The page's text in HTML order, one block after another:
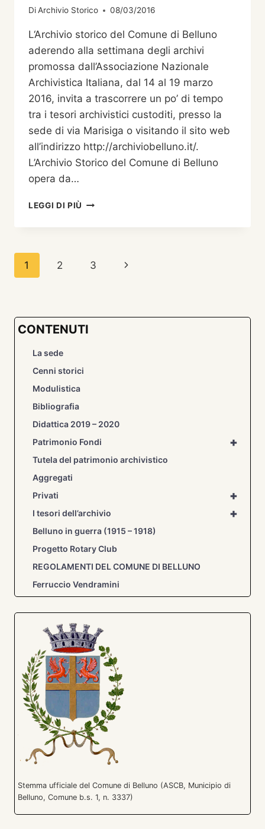
GUERRA
BELLUNO
DiArchivio Storico 08/03/2016
L‘Archivio storico del Comune di Belluno
aderendo alla settimana degli archivi
promossa dall’Associazione Nazionale
Archivistica Italiana, dal 14 al 19 marzo
2016, invita a trascorrere un po’ di tempo
tra i tesori archivistici custoditi, presso la
sede di via Marisiga o visitando il sito web
all’indirizzo http://archiviobelluno.it/.
L’Archivio Storico del Comune di Belluno
opera da…
LEGGI DI PIÙ ARCHIVI
Navigazione
1 2 3
Pagina
CONTENUTI
La sede
Cenni storici
Modulistica
Bibliografia
Didattica 2019 – 2020
+
Patrimonio Fondi
Tutela del patrimonio archivistico
Aggregati
+
Privati
+
I tesori dell’archivio
Belluno in guerra (1915 – 1918)
Progetto Rotary Club
REGOLAMENTI DEL COMUNE DI BELLUNO
Ferruccio Vendramini
Stemma ufficiale del Comune di Belluno (ASCB, Municipio di
Belluno, Comune b.s. 1, n. 3337)